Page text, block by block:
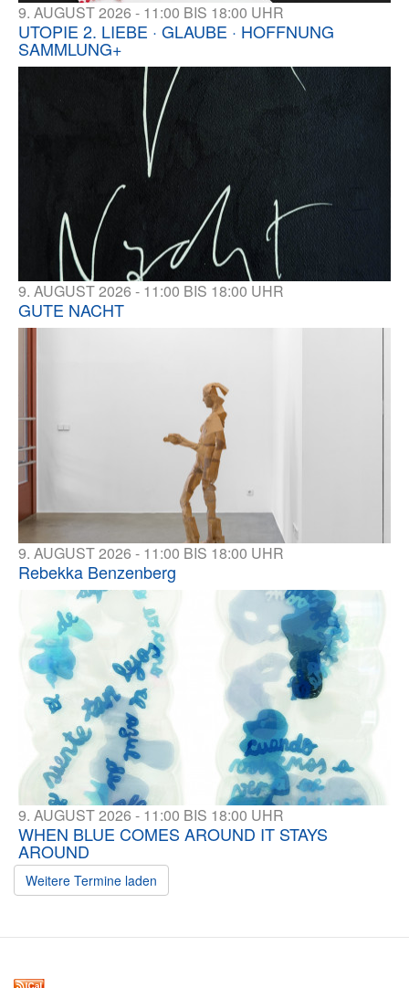
9. AUGUST 2026 - 11:00 BIS 18:00 UHR
UTOPIE 2. LIEBE · GLAUBE · HOFFNUNG
SAMMLUNG+
9. AUGUST 2026 - 11:00 BIS 18:00 UHR
GUTE NACHT
9. AUGUST 2026 - 11:00 BIS 18:00 UHR
Rebekka Benzenberg
9. AUGUST 2026 - 11:00 BIS 18:00 UHR
WHEN BLUE COMES AROUND IT STAYS
AROUND
Weitere Termine laden